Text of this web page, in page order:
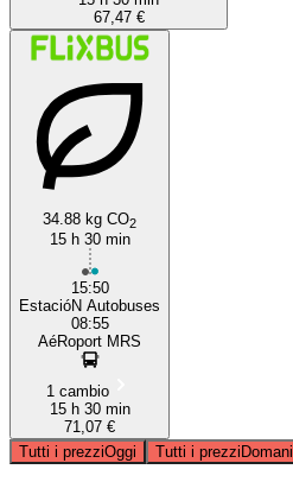
67,47 €
34.88 kg CO2
15 h 30 min
15:50
EstacióN Autobuses
08:55
AéRoport MRS
1 cambio
15 h 30 min
71,07 €
Tutti i prezziOggi Tutti i prezziDomani